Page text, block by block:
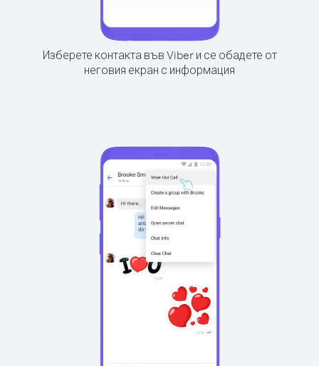
Изберете контакта във Viber и се обадете от
неговия екран с информация